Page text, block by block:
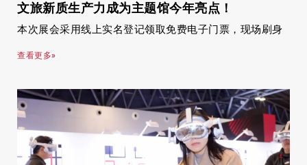
文旅新质生产力成为主题馆今年亮点！
本次展会采用线上实名登记领取免费电子门票，现场刷身
查看更多»